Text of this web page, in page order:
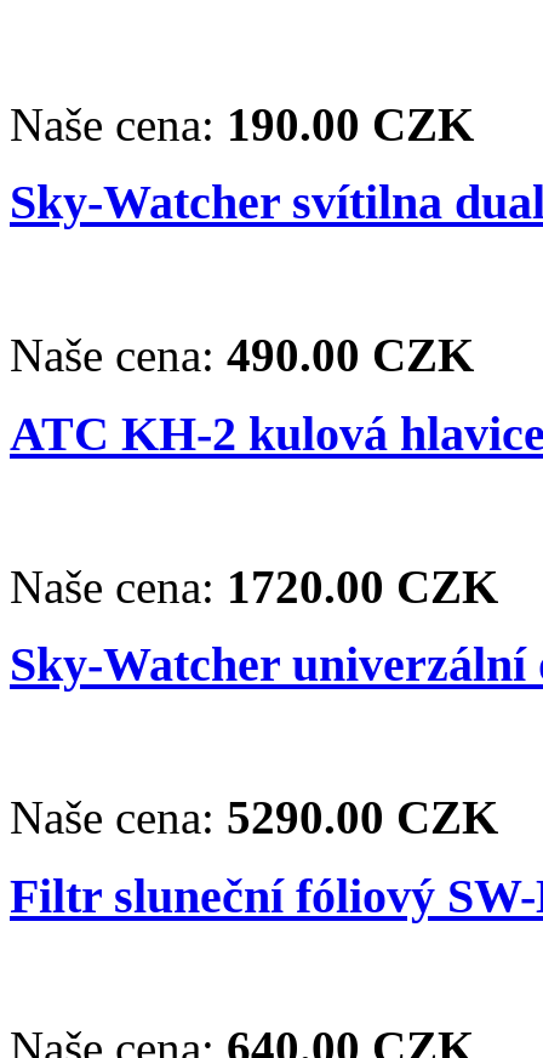
Naše cena: 190.00 CZK
Sky-Watcher svítilna
Naše cena: 490.00 CZK
ATC KH-2 kulová
Naše cena: 1720.00 CZK
Sky-Watcher univerzální
Naše cena: 5290.00 CZK
Filtr sluneční fóliový SW-